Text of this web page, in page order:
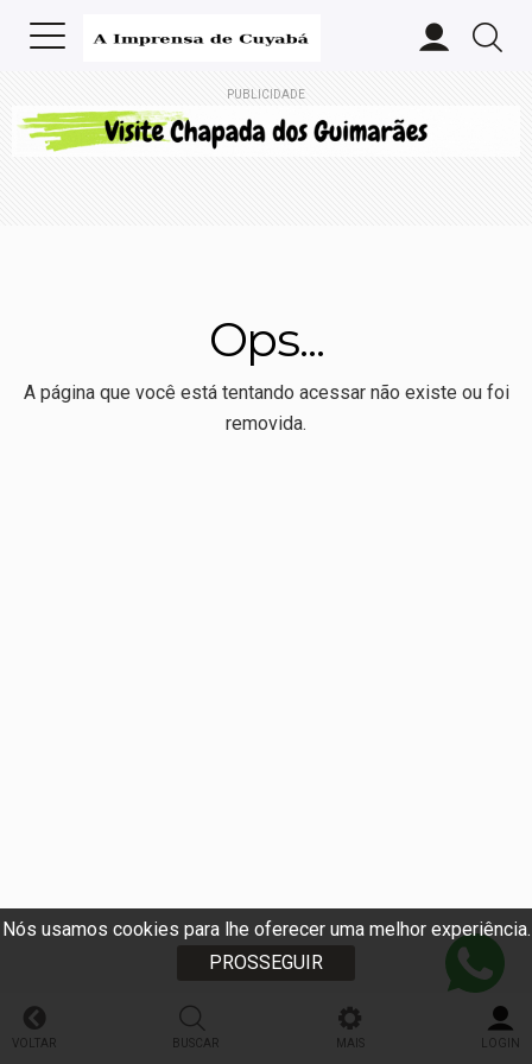
Nós usamos cookies para lhe oferecer uma melhor experiência.
PROSSEGUIR
PUBLICIDADE
Ops...
A página que você está tentando acessar não existe ou foi
removida.
VOLTAR BUSCAR MAIS LOGIN